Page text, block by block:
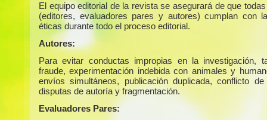
El equipo editorial de la revista se asegurará de que
(editores, evaluadores pares y autores) cumplan con
éticas durante todo el proceso editorial.
Autores:
Para evitar conductas impropias en la investigación,
fraude, experimentación indebida con animales y
envíos simultáneos, publicación duplicada, conflicto de
disputas de autoría y fragmentación.
Evaluadores Pares: